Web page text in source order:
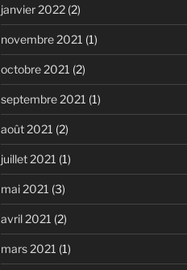
janvier 2022(2)
novembre 2021 (1)
octobre 2021 (2)
septembre 2021 (1)
août 2021 (2)
juillet 2021 (1)
mai 2021 (3)
avril 2021 (2)
mars 2021 (1)